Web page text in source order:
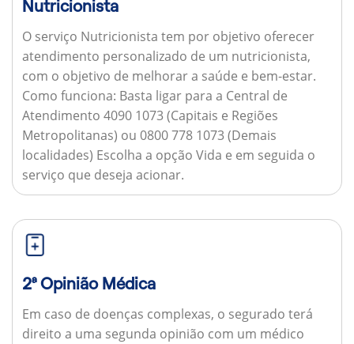
Nutricionista
O serviço Nutricionista tem por objetivo oferecer
atendimento personalizado de um nutricionista,
com o objetivo de melhorar a saúde e bem-estar.
Como funciona: Basta ligar para a Central de
Atendimento 4090 1073 (Capitais e Regiões
Metropolitanas) ou 0800 778 1073 (Demais
localidades) Escolha a opção Vida e em seguida o
serviço que deseja acionar.
2ª Opinião Médica
Em caso de doenças complexas, o segurado terá
direito a uma segunda opinião com um médico